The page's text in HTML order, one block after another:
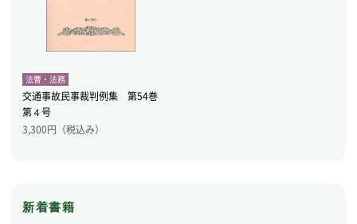
法曹・法務
交通事故民事裁判例集 第54巻
第４号
3,300円（税込み）
新着書籍